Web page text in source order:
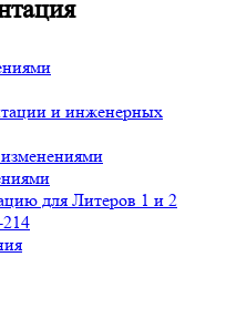
и инженерных
изменениями
для Литеров 1 и 2